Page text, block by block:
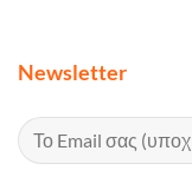
Newsletter